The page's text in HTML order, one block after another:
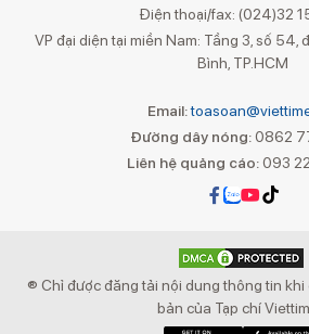
Điện thoại/fax: (024)32
VP đại diện tại miền Nam: Tầng 3, số 54,
Bình, TP.HCM
Email:
Đường dây nóng: 0862
Liên hệ quảng cáo:093
® Chỉ được đăng tải nội dung thông tin khi
bản của Tạp chí